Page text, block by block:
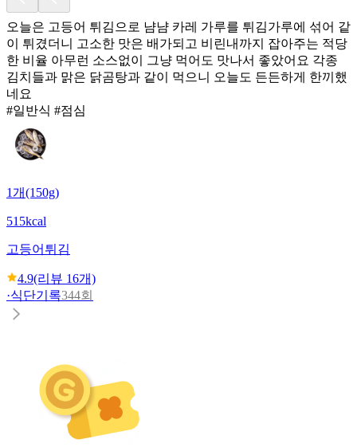
오늘은 고등어 튀김으로 냠냠 카레 가루를 튀김가루에 섞어 같
이 튀겼더니 고소한 맛은 배가되고 비린내까지 잡아주는 적당
한 비율 아무런 소스없이 그냥 먹어도 맛나서 좋았어요 각종
김치들과 맑은 닭곰탕과 같이 먹으니 오늘도 든든하게 한끼했
네요
#일반식 #점심
1개(150g)
515kcal
고등어튀김
4.9(리뷰 16개)
·식단기록344회